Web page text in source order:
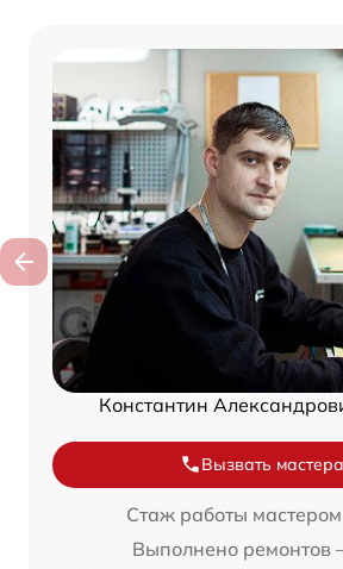
Константин
Вызвать мастера
Стаж работы
Выполнено ремонтов